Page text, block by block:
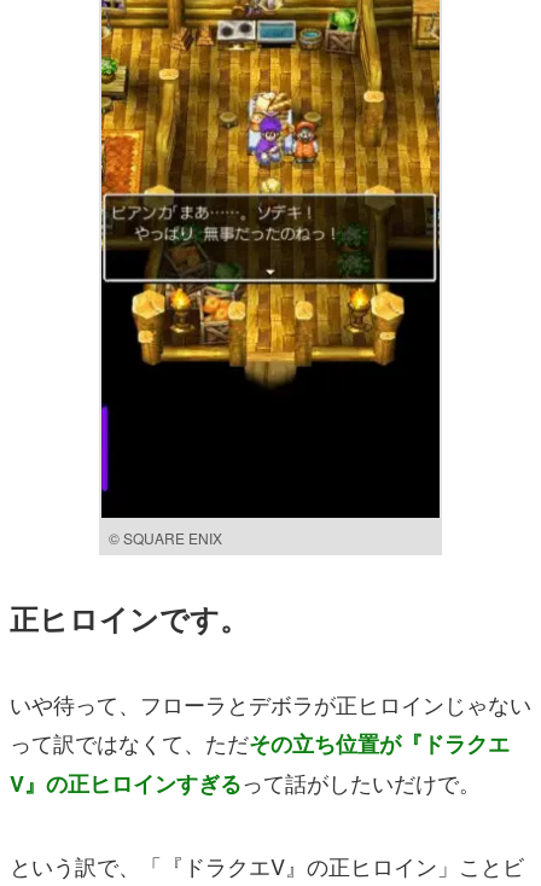
© SQUARE ENIX
正ヒロインです。
いや待って、フローラとデボラが正ヒロインじゃない
って訳ではなくて、ただその立ち位置が『ドラクエ
V』の正ヒロインすぎるって話がしたいだけで。
という訳で、「『ドラクエV』の正ヒロイン」ことビ